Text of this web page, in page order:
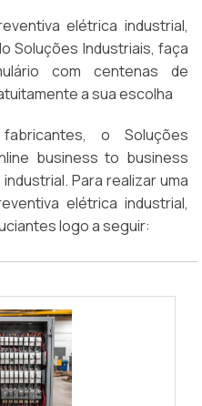
elétrica industrial,
Soluções Industriais, faça
com centenas de
a sua escolha
o Soluções
business to business
Para realizar uma
elétrica industrial,
logo a seguir: